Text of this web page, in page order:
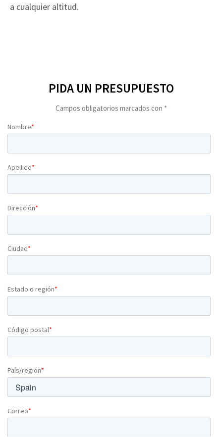
a cualquier altitud.
PIDA UN PRESUPUESTO
Campos obligatorios marcados con *